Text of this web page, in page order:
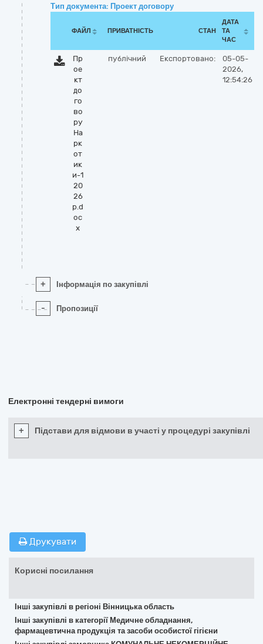
Тип документа: Проект договору
ФАЙЛ ПРИВАТНІСТЬ СТАН
ДАТА
ТА
ЧАС
Пр
ое
кт
до
го
во
ру
На
рк
от
ик
и-1
20
26
р.d
oc
x
публічний Експортовано:
05-05-
2026,
12:54:26
+ Інформація по закупівлі
- Пропозиції
Електронні тендерні вимоги
+ Підстави для відмови в участі у процедурі закупівлі
Друкувати
Корисні посилання
Інші закупівлі в регіоні Вінницька область
Інші закупівлі в категорії Медичне обладнання,
фармацевтична продукція та засоби особистої гігієни